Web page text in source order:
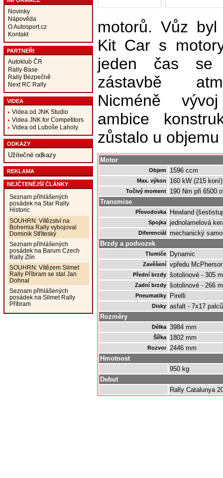
Novinky
Nápověda
O Autosport.cz
Kontakt
PARTNEŘI
Autoklub ČR
Rally-Base
Rally Bezpečně
Next RC Rally
VIDEA
Videa od JNK Studio
Videa JNK for Competitors
Videa od Luboše Laholy
ODKAZY
Užitečné odkazy
REKLAMA
NEJČTENĚJŠÍ ČLÁNKY
Seznam přihlášených
posádek na Star Rally
Historic
SOUHRN: Vítězství na
Bohemia Rally vybojoval
Dominik Stříteský
Seznam přihlášených
posádek na Barum Czech
Rally Zlín
SOUHRN: Vítězem Silmet
Rally Příbram se stal Jan
Dohnal
Seznam přihlášených
posádek na Silmet Rally
Příbram
motorů. Vůz
Kit Car s
jeden čas se
zástavbě
Nicméně
ambice
zůstalo u
Motor
Objem 1596 ccm
Max. výkon 160 kW (215
Točivý moment
190 Nm při 6500
Transmise
Převodovka Hewland
Spojka jednolamelová
Diferenciál mechanický
Brzdy a podvozek
Tlumiče Dynamic
Zavěšení vpředu
Přední brzdy šotolinové - 305
Zadní brzdy šotolinové - 266
Pneumatiky Pirelli
Disky asfalt - 7x17
Rozměry
Délka 3984 mm
Šířka 1802 mm
Rozvor 2446 mm
Hmotnost
950 kg
Debut
Rally Catalunya